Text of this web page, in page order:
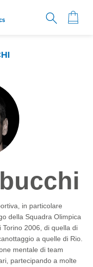
in particolare
della Squadra Olimpica
Torino 2006, di quella di
a quelle di Rio.
mentale di team
partecipando a molte